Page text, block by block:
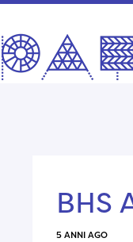
BHS
5 ANNI AGO